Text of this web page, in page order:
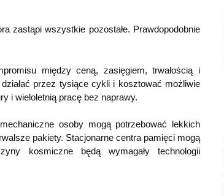
zastąpi wszystkie pozostałe. Prawdopodobnie
między ceną, zasięgiem, trwałością i
przez tysiące cykli i kosztować możliwie
i wieloletnią pracę bez naprawy.
osoby mogą potrzebować lekkich
pakiety. Stacjonarne centra pamięci mogą
kosmiczne będą wymagały technologii